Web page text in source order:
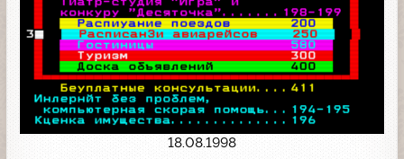
18.08.1998